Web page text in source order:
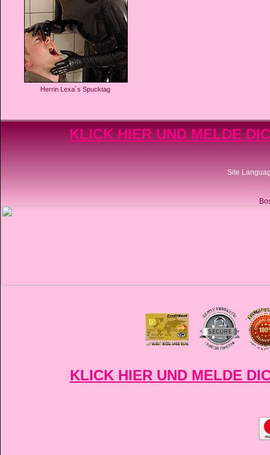
Herrin Lexa´s Spucktag
KLICK HIER UND MELDE
Site
KLICK HIER UND MELDE